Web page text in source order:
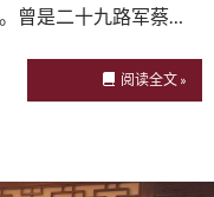
曾是二十九路军蔡…
阅读全文 »